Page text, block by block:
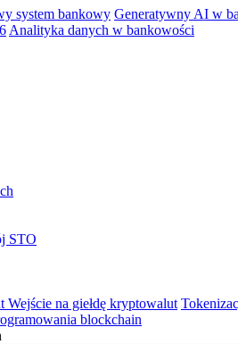
system bankowy Generatywny AI w
Analityka danych w bankowości
STO
Wejście na giełdę kryptowalut
blockchain